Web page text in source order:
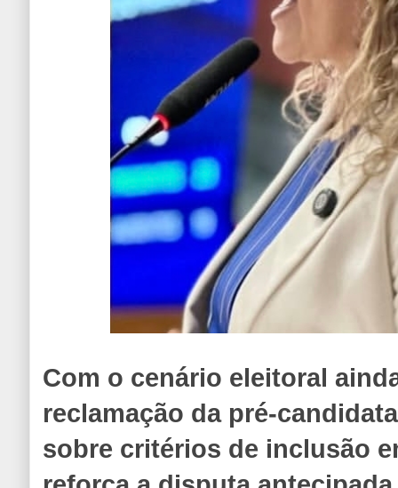
Com o cenário eleitoral
reclamação da pré-
sobre critérios de inclusão